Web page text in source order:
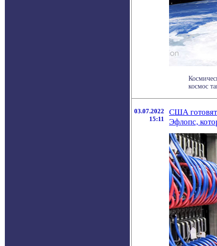
космос
03.07.2022
15:11
США
Эфлопс,